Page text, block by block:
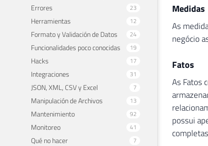
Errores 23
Herramientas 12
Formato y Validación de Datos 24
Funcionalidades poco conocidas 19
Hacks 17
Integraciones 31
JSON, XML, CSV y Excel 7
Manipulación de Archivos 13
Mantenimiento 92
Monitoreo 41
Qué no hacer 7
Medidas
As
negócio
Fatos
As Fatos
possui